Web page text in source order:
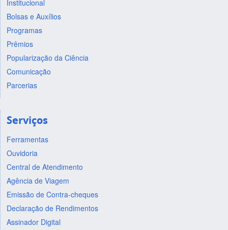
Institucional
Bolsas e Auxílios
Programas
Prêmios
Popularização da Ciência
Comunicação
Parcerias
Serviços
Ferramentas
Ouvidoria
Central de Atendimento
Agência de Viagem
Emissão de Contra-cheques
Declaração de Rendimentos
Assinador Digital